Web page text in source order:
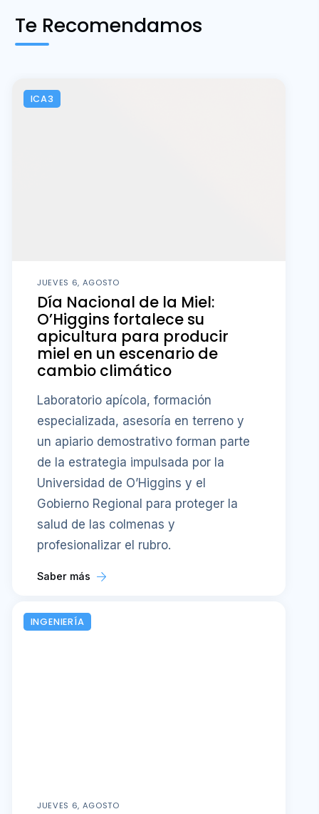
Te Recomendamos
ICA3
JUEVES 6, AGOSTO
Día Nacional de la Miel:
O’Higgins fortalece su
apicultura para producir
miel en un escenario de
cambio climático
Laboratorio apícola, formación
especializada, asesoría en terreno y
un apiario demostrativo forman parte
de la estrategia impulsada por la
Universidad de O’Higgins y el
Gobierno Regional para proteger la
salud de las colmenas y
profesionalizar el rubro.
Saber más
INGENIERÍA
JUEVES 6, AGOSTO